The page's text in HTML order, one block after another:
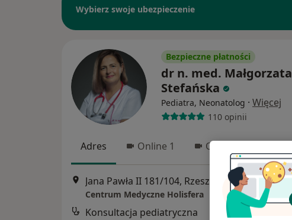
Wybierz swoje ubezpieczenie
Bezpieczne płatności
dr n. med. Małgorzata
Stefańska
Pediatra, Neonatolog · Więcej
110 opinii
Adres Online 1 Online 2
Jana Pawła II 181/104, Rzeszów •Mapa
Centrum Medyczne Holisfera
Konsultacja pediatryczna